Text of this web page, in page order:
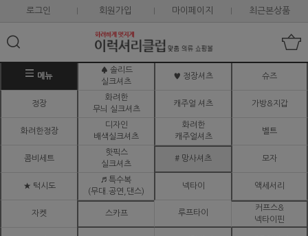
로그인 회원가입 마이페이지 최근본상품
메뉴
♠ 솔리드
실크셔츠
♥ 정장셔츠 슈즈
정장
화려한
무늬 실크셔츠
캐주얼 셔츠 가방&지갑
화려한정장
디자인
배색실크셔츠
화려한
캐주얼셔츠
벨트
콤비세트
핫픽스
실크셔츠
# 망사셔츠 모자
★ 턱시도
♬ 특수복
(무대.공연,댄스)
넥타이 액세서리
자켓 스카프 루프타이
커프스&
넥타이핀